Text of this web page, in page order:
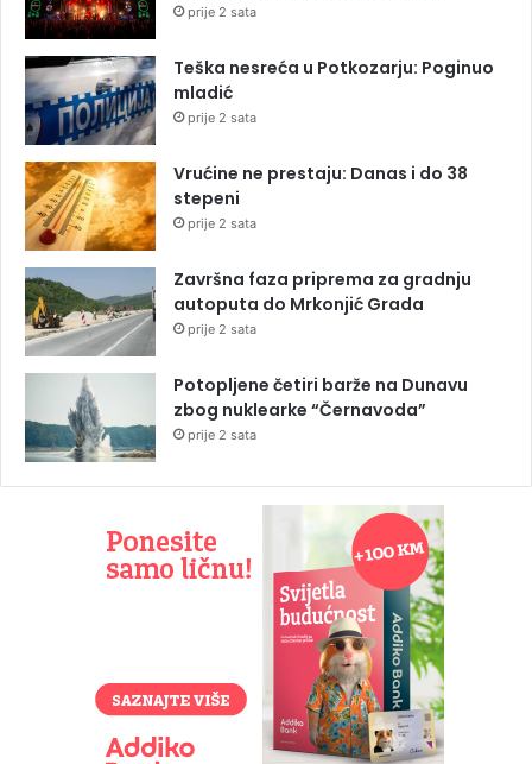
prije 2 sata
Teška nesreća u Potkozarju: Poginuo
mladić
prije 2 sata
Vrućine ne prestaju: Danas i do 38
stepeni
prije 2 sata
Završna faza priprema za gradnju
autoputa do Mrkonjić Grada
prije 2 sata
Potopljene četiri barže na Dunavu
zbog nuklearke “Černavoda”
prije 2 sata